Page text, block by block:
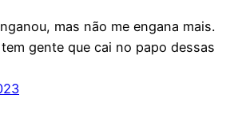
mas não me engana mais.
gente que cai no papo dessas